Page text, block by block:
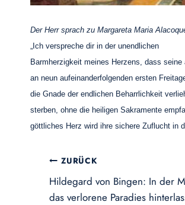
Der Herr sprach zu Margareta Maria
„Ich verspreche dir in der unendlichen
Barmherzigkeit meines Herzens, dass
an neun aufeinanderfolgenden ersten
die Gnade der endlichen Beharrlichkeit
sterben, ohne die heiligen Sakramente
göttliches Herz wird ihre sichere Zuflucht in
ZURÜCK
Hildegard von Bingen: In der
das verlorene Paradies